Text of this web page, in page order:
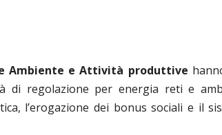
Ambiente e Attività produttive
di regolazione per energia reti e
l’erogazione dei bonus sociali e il